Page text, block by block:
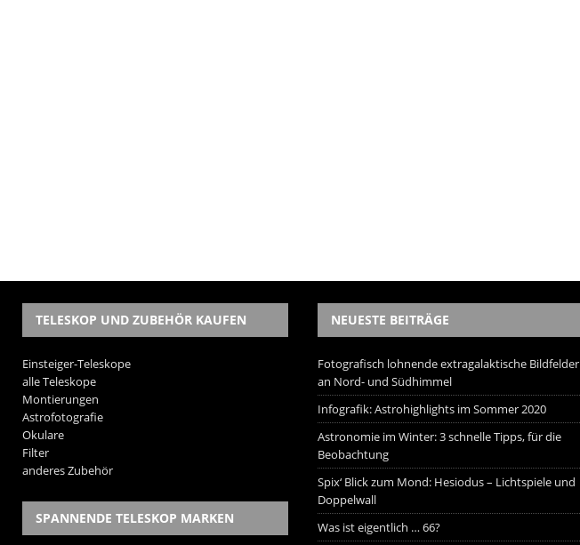
TELESKOP UND ZUBEHÖR KAUFEN
Einsteiger-Teleskope
alle Teleskope
Montierungen
Astrofotografie
Okulare
Filter
anderes Zubehör
SPANNENDE TELESKOP MARKEN
NEUESTE BEITRÄGE
Fotografisch lohnende extragalaktische Bildfelder
an Nord- und Südhimmel
Infografik: Astrohighlights im Sommer 2020
Astronomie im Winter: 3 schnelle Tipps, für die
Beobachtung
Spix‘ Blick zum Mond: Hesiodus – Lichtspiele und
Doppelwall
Was ist eigentlich … 66?